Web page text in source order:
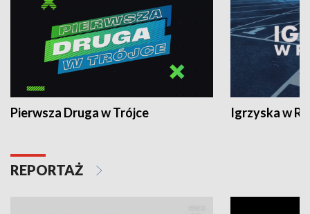
Pierwsza Druga w Trójce Igrzyska w
REPORTAŻ